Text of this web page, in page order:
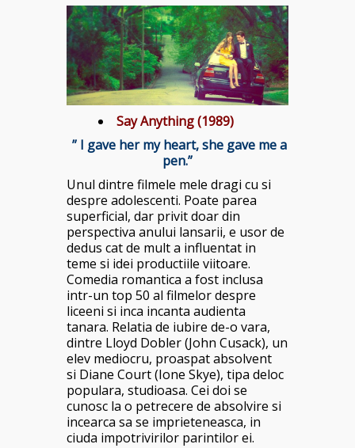
Say Anything (1989)
” I gave her my heart, she gave me a
pen.”
Unul dintre filmele mele dragi cu si
despre adolescenti. Poate parea
superficial, dar privit doar din
perspectiva anului lansarii, e usor de
dedus cat de mult a influentat in
teme si idei productiile viitoare.
Comedia romantica a fost inclusa
intr-un top 50 al filmelor despre
liceeni si inca incanta audienta
tanara. Relatia de iubire de-o vara,
dintre Lloyd Dobler (John Cusack), un
elev mediocru, proaspat absolvent
si Diane Court (Ione Skye), tipa deloc
populara, studioasa. Cei doi se
cunosc la o petrecere de absolvire si
incearca sa se imprieteneasca, in
ciuda impotrivirilor parintilor ei.